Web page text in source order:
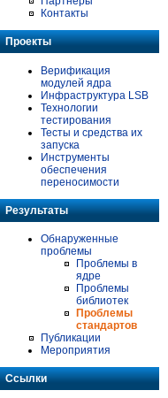
Контакты
Проекты
Верификация
модулей ядра
Инфраструктура LSB
Технологии
тестирования
Тесты и средства их
запуска
Инструменты
обеспечения
переносимости
Результаты
Обнаруженные
проблемы
Проблемы в
ядре
Проблемы
библиотек
Проблемы
стандартов
Публикации
Мероприятия
Ссылки